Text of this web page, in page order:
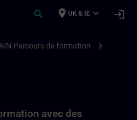
search place UK & IE expand_more login
Parcours de formation chevron_right
avec des